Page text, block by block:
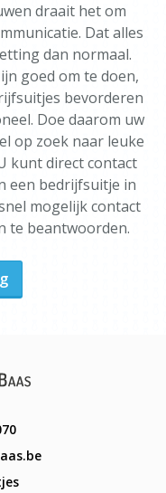
draait het om
Dat alles
dan normaal.
goed om te doen,
bevorderen
Doe daarom uw
op zoek naar leuke
kunt direct contact
een bedrijfsuitje in
mogelijk contact
te beantwoorden.